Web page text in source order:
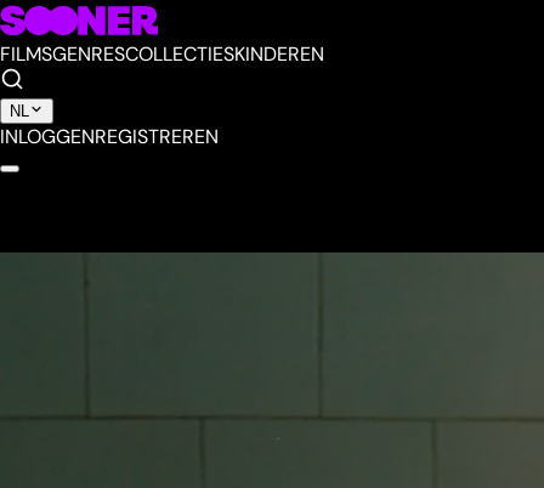
FILMSGENRESCOLLECTIESKINDEREN
NL
INLOGGENREGISTREREN